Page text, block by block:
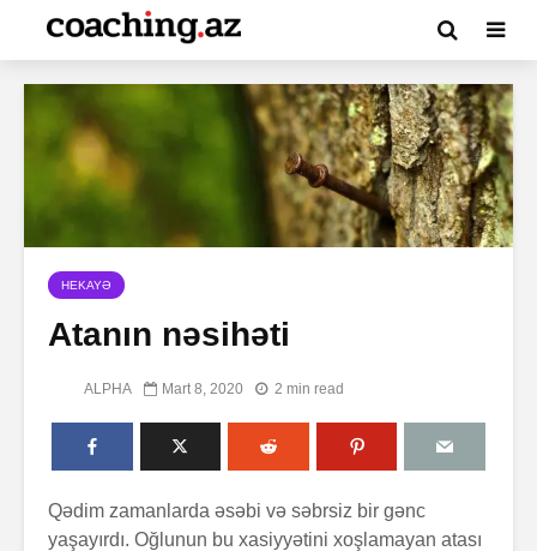
HEKAYƏ
Atanın nəsihəti
ALPHA Mart 8, 2020 2 min read
Qədim zamanlarda əsəbi və səbrsiz bir gənc
yaşayırdı. Oğlunun bu xasiyyətini xoşlamayan atası